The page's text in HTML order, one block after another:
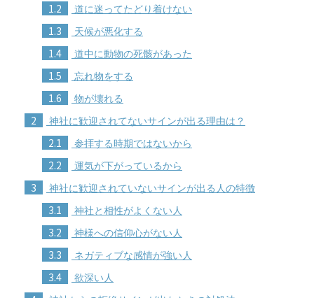
1.2 道に迷ってたどり着けない
1.3 天候が悪化する
1.4 道中に動物の死骸があった
1.5 忘れ物をする
1.6 物が壊れる
2 神社に歓迎されてないサインが出る理由は？
2.1 参拝する時期ではないから
2.2 運気が下がっているから
3 神社に歓迎されていないサインが出る人の特徴
3.1 神社と相性がよくない人
3.2 神様への信仰心がない人
3.3 ネガティブな感情が強い人
3.4 欲深い人